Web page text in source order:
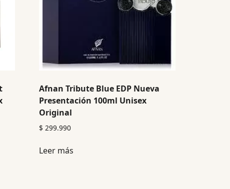
Afnan Tribute Blue EDP Nueva
Presentación 100ml Unisex
Original
$ 299.990
Leer más